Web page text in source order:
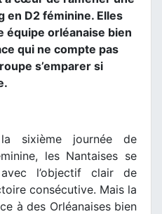
en D2 féminine. Elles
équipe orléanaise bien
qui ne compte pas
s’emparer si
sixième journée de
les Nantaises se
l’objectif clair de
consécutive. Mais la
à des Orléanaises bien